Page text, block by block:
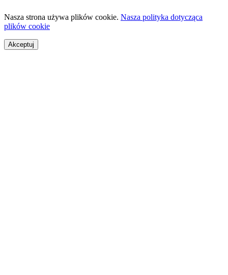
Nasza strona używa plików cookie. Nasza polityka dotycząca
plików cookie
Akceptuj